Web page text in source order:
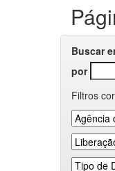
Buscar
por
Filtros